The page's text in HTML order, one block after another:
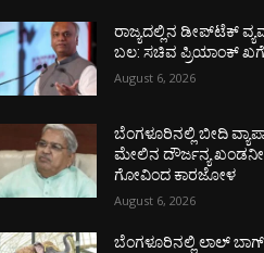
ರಾಜ್ಯದಲ್ಲಿನ ಡೀಪ್‌ಟೆಕ್‌
ಬಲ: ಸಚಿವ ಪ್ರಿಯಾಂಕ್
August 6, 2026
ಬೆಂಗಳೂರಿನಲ್ಲಿ ಬೀದಿ
ಮೇಲಿನ ದೌರ್ಜನ್ಯ
ಗೋವಿಂದ ಕಾರಜೋಳ
August 6, 2026
ಬೆಂಗಳೂರಿನಲ್ಲಿ ಲಾಲ್